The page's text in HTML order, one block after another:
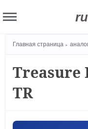
ru
Главная страница
Treasure
TR